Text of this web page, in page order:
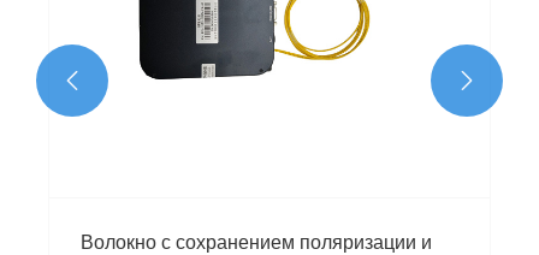
Волокно с сохранением поляризации и
 